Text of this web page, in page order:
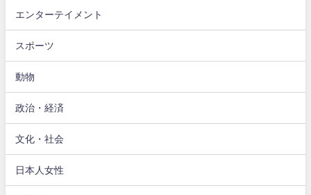
エンターテイメント
スポーツ
動物
政治・経済
文化・社会
日本人女性